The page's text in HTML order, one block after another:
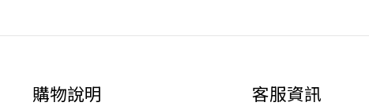
購物說明 客服資訊